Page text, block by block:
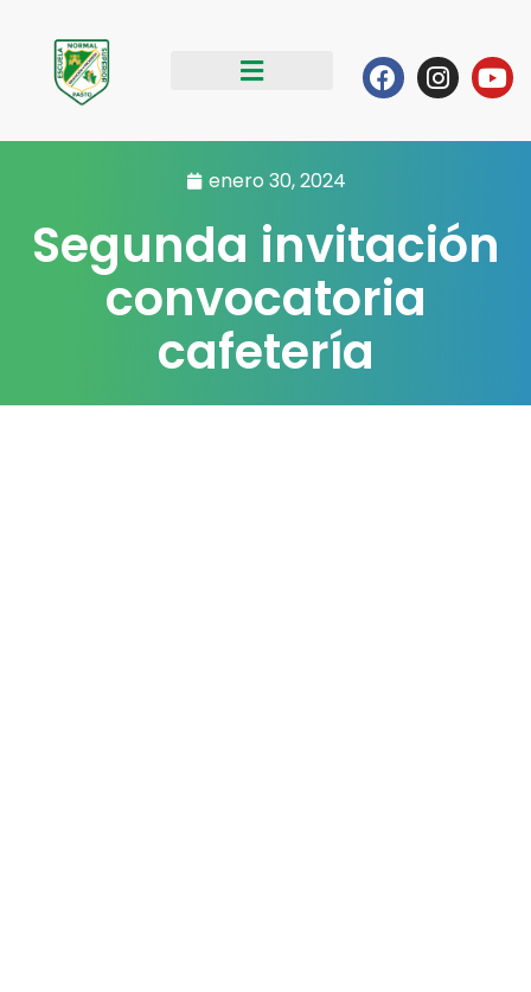
contenido
Facebook
enero 30, 2024
Segunda invitación
convocatoria
cafetería